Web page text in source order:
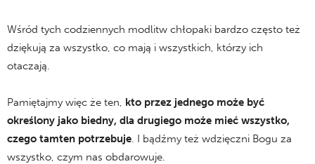
Wśród tych codziennych modlitw chłopaki bardzo często też
dziękują za wszystko, co mają i wszystkich, którzy ich
otaczają.
Pamiętajmy więc że ten, kto przez jednego może być
określony jako biedny, dla drugiego może mieć wszystko,
czego tamten potrzebuje. I bądźmy też wdzięczni Bogu za
wszystko, czym nas obdarowuje.